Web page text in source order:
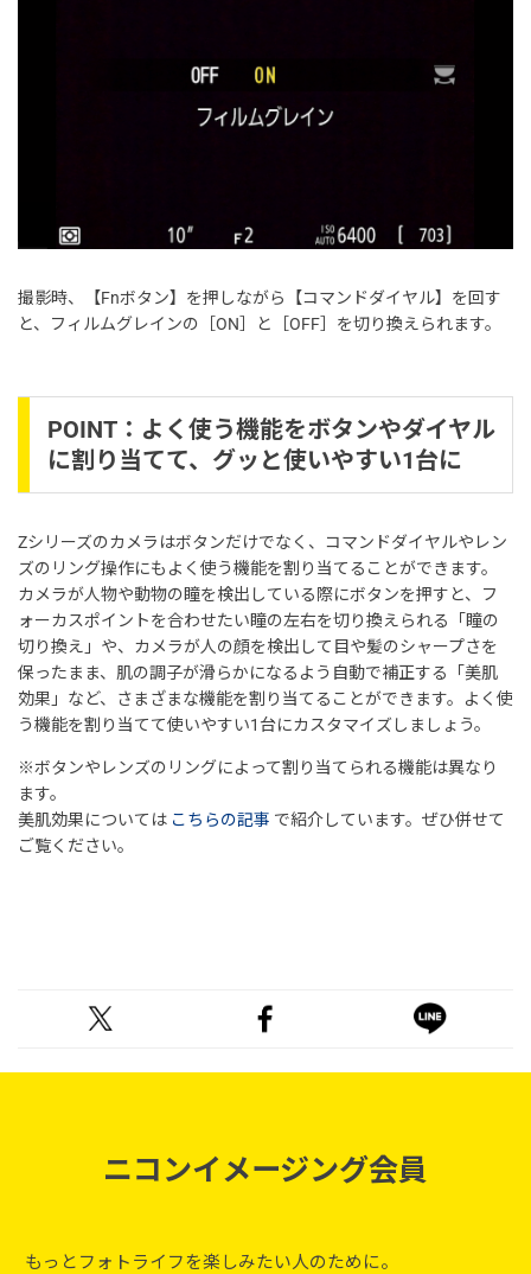
撮影時、【Fnボタン】を押しながら【コマンドダイヤル】を回す
と、フィルムグレインの［ON］と［OFF］を切り換えられます。
POINT：よく使う機能をボタンやダイヤル
に割り当てて、グッと使いやすい1台に
Zシリーズのカメラはボタンだけでなく、コマンドダイヤルやレン
ズのリング操作にもよく使う機能を割り当てることができます。
カメラが人物や動物の瞳を検出している際にボタンを押すと、フ
ォーカスポイントを合わせたい瞳の左右を切り換えられる「瞳の
切り換え」や、カメラが人の顔を検出して目や髪のシャープさを
保ったまま、肌の調子が滑らかになるよう自動で補正する「美肌
効果」など、さまざまな機能を割り当てることができます。よく使
う機能を割り当てて使いやすい1台にカスタマイズしましょう。
※ボタンやレンズのリングによって割り当てられる機能は異なり
ます。
美肌効果については こちらの記事 で紹介しています。ぜひ併せて
ご覧ください。
ニコンイメージング会員
もっとフォトライフを楽しみたい人のために。